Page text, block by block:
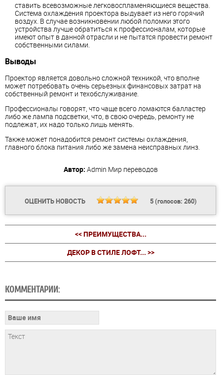
ставить всевозможные легковоспламеняющиеся вещества.
Система охлаждения проектора выдувает из него горячий
воздух. В случае возникновении любой поломки этого
устройства лучше обратиться к профессионалам, которые
имеют опыт в данной отрасли и не пытатся провести ремонт
собственными силами.
Выводы
Проектор является довольно сложной техникой, что вполне
может потребовать очень серьезных финансовых затрат на
собственный ремонт и техобслуживание.
Профессионалы говорят, что чаще всего ломаются балластер
либо же лампа подсветки, что, в свою очередь, ремонту не
подлежат, их надо только лишь менять.
Также может понадобится ремонт системы охлаждения,
главного блока питания либо же замена неисправных линз.
Автор: Admin Мир переводов
ОЦЕНИТЬ НОВОСТЬ 5(голосов: 260)
<< ПРЕИМУЩЕСТВА...
ДЕКОР В СТИЛЕ ЛОФТ... >>
КОММЕНТАРИИ: